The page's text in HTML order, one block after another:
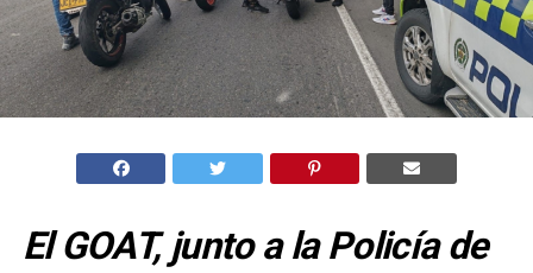
El GOAT, junto a la Policía de